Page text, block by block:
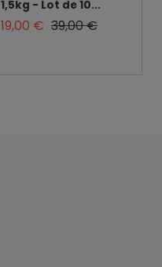
1,5kg - Lot de 10...
19,00 € Prix de base
39,00 €Prix